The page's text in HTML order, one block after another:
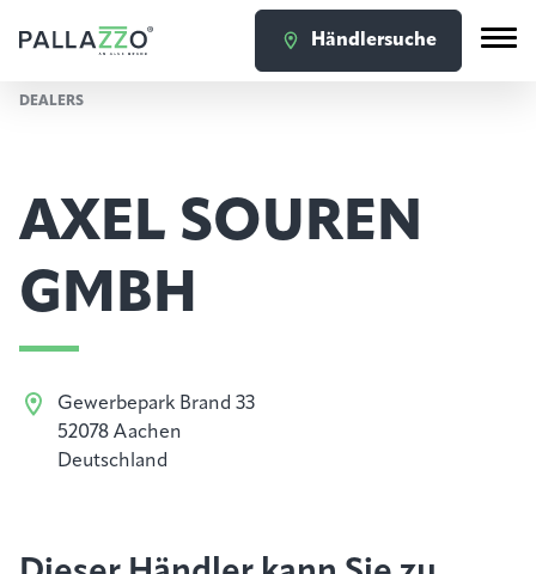
Händlersuche
DEALERS
AXEL SOUREN
GMBH
Gewerbepark Brand 33
52078 Aachen
Deutschland